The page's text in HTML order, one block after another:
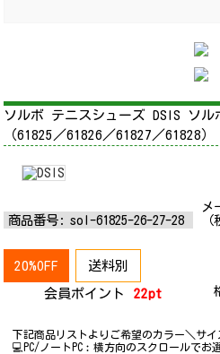
ソルボ テニスシューズ DSIS ソル
（61825／61826／61827／61828）
商品番号: sol-61825-26-27-28
メ
（
20%OFF 送料別
会員ポイント 22pt
下記商品リストよりご希望のカラー＼サイ
💻PC/ノートPC︰横方向のスクロールでお